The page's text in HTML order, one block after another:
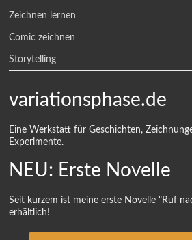
Zeichnen lernen
Comic zeichnen
Storytelling
variationsphase.de
Eine Werkstatt für Geschichten,
Experimente.
NEU: Erste Novelle
Seit kurzem ist meine erste Novelle "Ruf
erhältlich!